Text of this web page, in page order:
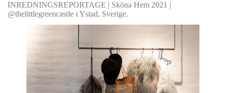
INREDNINGSREPORTAGE | Sköna Hem 2021 |
@thelittlegreencastle i Ystad, Sverige.